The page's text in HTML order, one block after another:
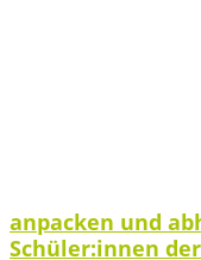
anpacken und
Schüler:innen